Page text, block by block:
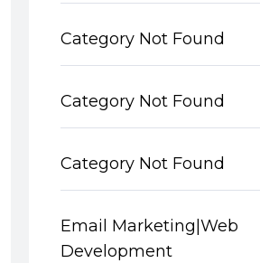
Category Not Found
Category Not Found
Category Not Found
Email Marketing|Web
Development